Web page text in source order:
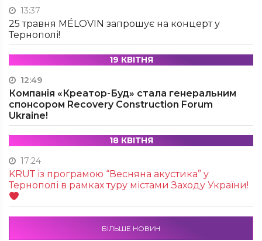
13:37
25 травня MÉLOVIN запрошує на концерт у
Тернополі!
19 КВІТНЯ
12:49
Компанія «Креатор-Буд» стала генеральним
спонсором Recovery Construction Forum
Ukraine!
18 КВІТНЯ
17:24
KRUТ із програмою “Весняна акустика” у
Тернополі в рамках туру містами Заходу України!
БІЛЬШЕ НОВИН